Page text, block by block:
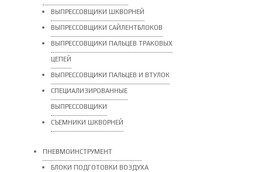
ВЫПРЕССОВЩИКИ ШКВОРНЕЙ
ВЫПРЕССОВЩИКИ САЙЛЕНТБЛОКОВ
ВЫПРЕССОВЩИКИ ПАЛЬЦЕВ ТРАКОВЫХ
ЦЕПЕЙ
ВЫПРЕССОВЩИКИ ПАЛЬЦЕВ И ВТУЛОК
СПЕЦИАЛИЗИРОВАННЫЕ
ВЫПРЕССОВЩИКИ
CЪЕМНИКИ ШКВОРНЕЙ
ПНЕВМОИНСТРУМЕНТ
БЛОКИ ПОДГОТОВКИ ВОЗДУХА